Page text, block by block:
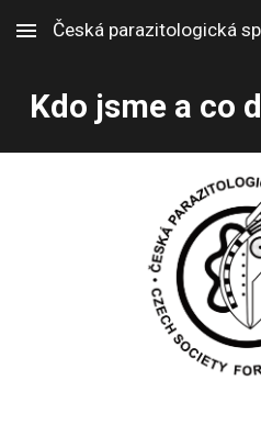
Skip to main content
Česká parazitologická
Kdo jsme a co